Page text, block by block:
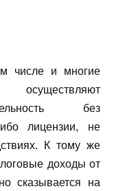
числе и многие
без
лицензии, не
К тому же
доходы от
сказывается на